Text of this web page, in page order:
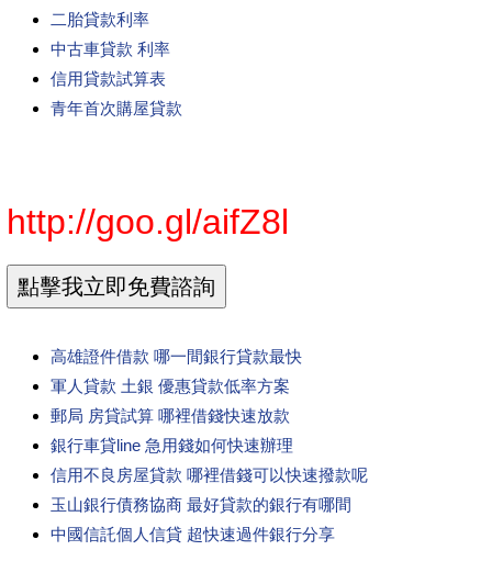
二胎貸款利率
中古車貸款 利率
信用貸款試算表
青年首次購屋貸款
http://goo.gl/aifZ8l
高雄證件借款 哪一間銀行貸款最快
軍人貸款 土銀 優惠貸款低率方案
郵局 房貸試算 哪裡借錢快速放款
銀行車貸line 急用錢如何快速辦理
信用不良房屋貸款 哪裡借錢可以快速撥款呢
玉山銀行債務協商 最好貸款的銀行有哪間
中國信託個人信貸 超快速過件銀行分享